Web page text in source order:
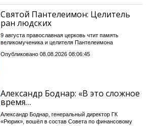
Святой Пантелеимон: Целитель
ран людских
9 августа православная церковь чтит память
великомученика и целителя Пантелеимона
Опубликовано 08.08.2026 08:06:45
Александр Боднар: «В это сложное
время…
Александр Боднар, генеральный директор ГК
«Рюрик», вошёл в состав Совета по финансовому